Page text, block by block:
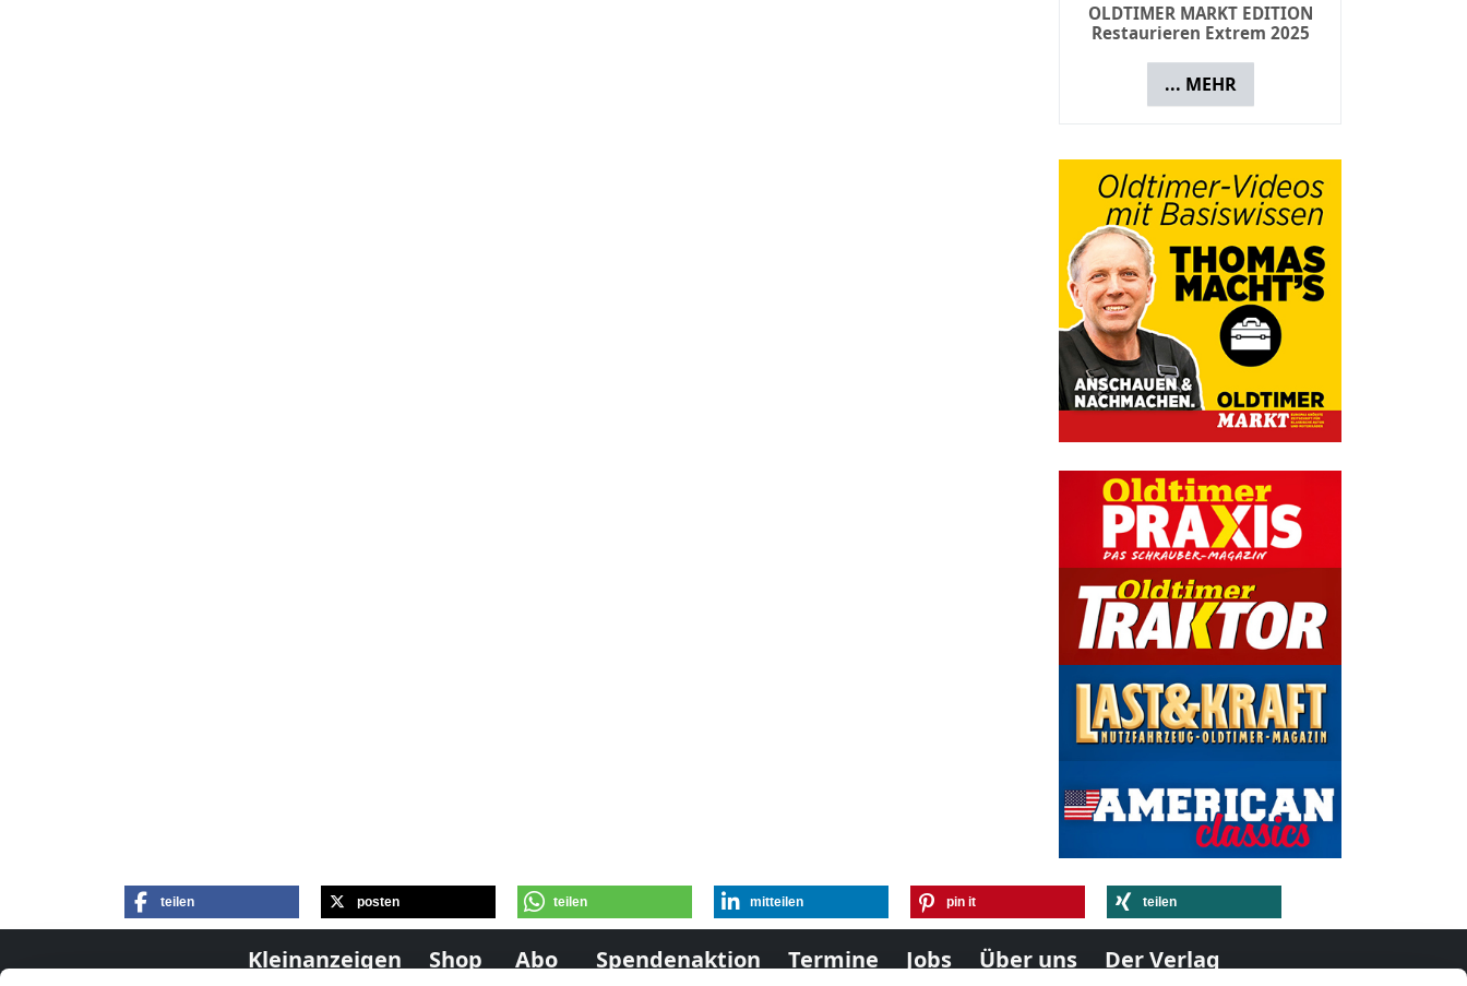
OLDTIMER MARKT EDITION
Restaurieren Extrem 2025
... MEHR
teilen posten teilen mitteilen pin it teilen
Kleinanzeigen Shop Abo Spendenaktion Termine Jobs Über uns
Der Verlag